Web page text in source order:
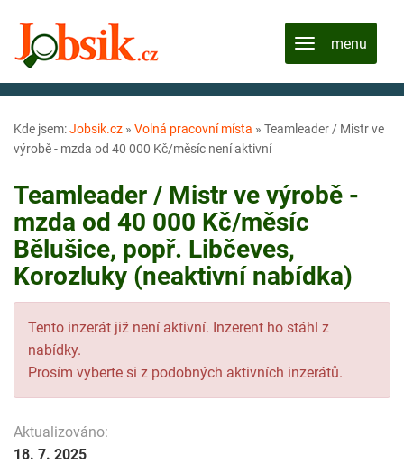
Kde jsem:Jobsik.cz » Volná pracovní místa » Teamleader / Mistr ve
výrobě - mzda od 40 000 Kč/měsíc není aktivní
Teamleader / Mistr ve výrobě -
mzda od 40 000 Kč/měsíc
Bělušice, popř. Libčeves,
Korozluky (neaktivní nabídka)
Tento inzerát již není aktivní. Inzerent ho stáhl z
nabídky.
Prosím vyberte si z podobných aktivních inzerátů.
Aktualizováno:
18. 7. 2025